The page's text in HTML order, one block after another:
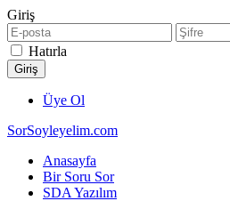
Giriş
Hatırla
Üye Ol
SorSoyleyelim.com
Anasayfa
Bir Soru Sor
SDA Yazılım